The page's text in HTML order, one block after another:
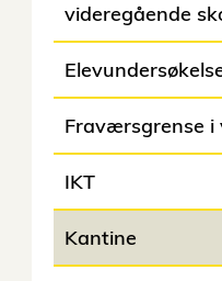
videregående
Fraværsgrense i
IKT
Kantine